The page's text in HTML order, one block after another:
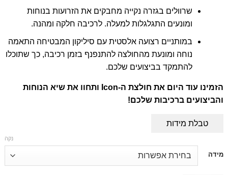
שרוולים בגזרה נקייה מחבקים את הזרועות בנוחות
ומונעים התגלגלות למעלה. לרכיבה חלקה ומהנה.
במותניים רצועה אלסטית עם סיליקון המבטיחה התאמה
נוחה ומונעת מהחולצה להתנפנף בזמן רכיבה, כך שתוכלו
להתמקד בביצועים שלכם.
הזמינו עוד היום את חולצת ה-Icon
ותחוו את שיא הנוחות
והביצועים ברכיבות שלכם!
טבלת מידות
מידה
נקה
לתוכן